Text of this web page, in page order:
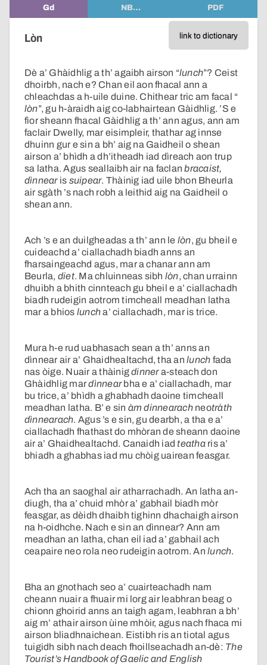
Gd NB… PDF
link to dictionary
Lòn
Dè a’ Ghàidhlig a th’ agaibh airson “lunch”? Ceist
dhoirbh, nach e? Chan eil aon fhacal ann a
chleachdas a h-uile duine. Chithear tric am facal “
lòn”, gu h-àraidh aig co-labhairtean Gàidhlig. ’S e
fìor sheann fhacal Gàidhlig a th’ ann agus, ann am
faclair Dwelly, mar eisimpleir, thathar ag innse
dhuinn gur e sin a bh’ aig na Gaidheil o shean
airson a’ bhìdh a dh’itheadh iad dìreach aon trup
sa latha. Agus seallaibh air na faclanbracaist,
dìnnearis suipear. Thàinig iad uile bhon Bheurla
air sgàth ’s nach robh a leithid aig na Gaidheil o
shean ann.
Ach ’s e an duilgheadas a th’ ann le lòn, gu bheil e
cuideachd a’ ciallachadh biadh anns an
fharsaingeachd agus, mar a chanar ann am
Beurla, diet. Ma chluinneas sibh lòn, chan urrainn
dhuibh a bhith cinnteach gu bheil e a’ ciallachadh
biadh rudeigin aotrom timcheall meadhan latha
mar a bhios luncha’ ciallachadh, mar is trice.
Mura h-e rud uabhasach sean a th’ anns an
dìnnear air a’ Ghaidhealtachd, tha anlunch fada
nas òige. Nuair a thàinigdinnera-steach don
Ghàidhlig mardìnnearbha e a’ ciallachadh, mar
bu trice, a’ bhìdh a ghabhadh daoine timcheall
meadhan latha. B’ e sin àm dinnearachneotràth
dìnnearach. Agus ’s e sin, gu dearbh, a tha e a’
ciallachadh fhathast do mhòran de sheann daoine
air a’ Ghaidhealtachd. Canaidh iad teatharis a’
bhiadh a ghabhas iad mu chòig uairean feasgar.
Ach tha an saoghal air atharrachadh. An latha an-
diugh, tha a’ chuid mhòr a’ gabhail biadh mòr
feasgar, as dèidh dhaibh tighinn dhachaigh airson
na h-oidhche. Nach e sin an dìnnear? Ann am
meadhan an latha, chan eil iad a’ gabhail ach
ceapaire neo rola neo rudeigin aotrom. Anlunch.
Bha an gnothach seo a’ cuairteachadh nam
cheann nuair a fhuair mi lorg air leabhran beag o
chionn ghoirid anns an taigh agam, leabhran a bh’
aig m’ athair airson ùine mhòir, agus nach fhaca mi
airson bliadhnaichean. Eistibh ris an tiotal agus
tuigidh sibh nach deach fhoillseachadh an-dè: The
Tourist’s Handbook of Gaelic and English